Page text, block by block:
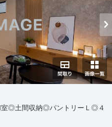
◎土間収納◎パントリーＬ◎４